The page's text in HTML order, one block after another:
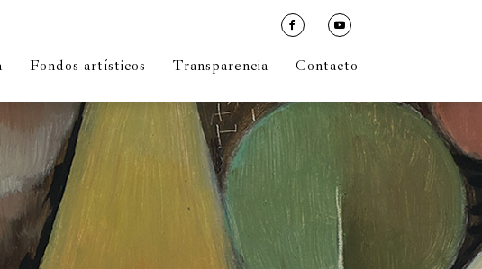
Fondos artísticos Transparencia Contacto